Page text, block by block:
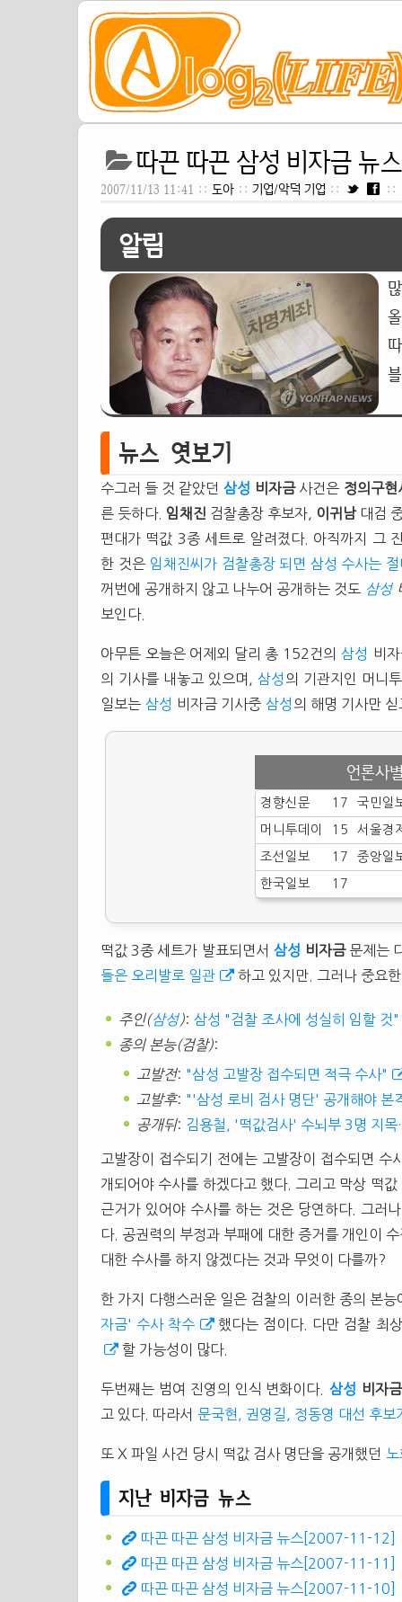
따끈 따끈 삼성 비자금 뉴
2007/11/13 11:41 :: 도아 :: 기업/악덕 기업 :: ::
알림
뉴스 엿보기
수그러 들 것 같았던 삼성 비자금사건은 정의구현
른 듯하다. 임채진 검찰총장 후보자, 이귀남대검
편대가 떡값 3종 세트로 알려졌다. 아직까지 그
한 것은 임채진씨가 검찰총장 되면 삼성 수사는
꺼번에 공개하지 않고 나누어 공개하는 것도 삼성
보인다.
아무튼 오늘은 어제외 달리 총 152건의 삼성
비
의 기사를 내놓고 있으며, 삼성 의 기관지인 머니
일보는 삼성 비자금 기사중 삼성 의 해명 기사만
언론사
경향신문 17 국민일
머니투데이 15 서울경
조선일보 17 중앙일
한국일보 17
떡값 3종 세트가 발표되면서 삼성 비자금문제는
들은 오리발로 일관
하고 있지만. 그러나 중요
주인(삼성 ): 삼성 "검찰 조사에 성실히 임할 것"
종의 본능(검찰):
고발전: "삼성 고발장 접수되면 적극 수사"
고발후: "'삼성 로비 검사 명단' 공개해야 본
공개뒤: 김용철, '떡값검사' 수뇌부 3명 지
고발장이 접수되기 전에는 고발장이 접수되면
개되어야 수사를 하겠다고 했다. 그리고 막상 떡
근거가 있어야 수사를 하는 것은 당연하다. 그러
다. 공권력의 부정과 부패에 대한 증거를 개인이
대한 수사를 하지 않겠다는 것과 무엇이 다를까?
한 가지 다행스러운 일은 검찰의 이러한 종의 본
자금' 수사 착수
했다는 점이다. 다만 검찰 최
할 가능성이 많다.
두번째는 범여 진영의 인식 변화이다. 삼성 비자금
고 있다. 따라서 문국현, 권영길, 정동영 대선 후
또 X 파일 사건 당시 떡값 검사 명단을 공개했던
지난 비자금 뉴스
따끈 따끈 삼성 비자금 뉴스[2007-11-12]
따끈 따끈 삼성 비자금 뉴스[2007-11-11]
따끈 따끈 삼성 비자금 뉴스[2007-11-10]